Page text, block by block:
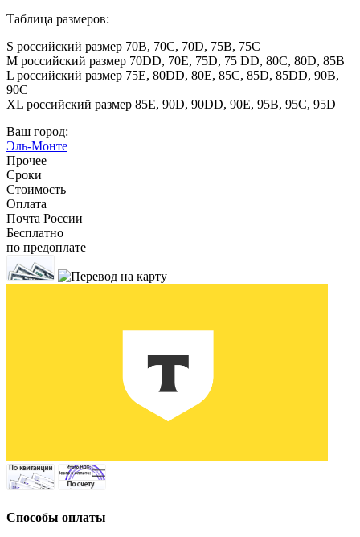
Таблица размеров:
S российский размер 70B, 70C, 70D, 75B, 75C
M российский размер 70DD, 70E, 75D, 75 DD, 80C, 80D, 85B
L российский размер 75E, 80DD, 80E, 85C, 85D, 85DD, 90B,
90C
XL российский размер 85E, 90D, 90DD, 90E, 95B, 95C, 95D
Ваш город:
Эль-Монте
Прочее
Сроки
Стоимость
Оплата
Почта России
Бесплатно
по предоплате
Способы оплаты